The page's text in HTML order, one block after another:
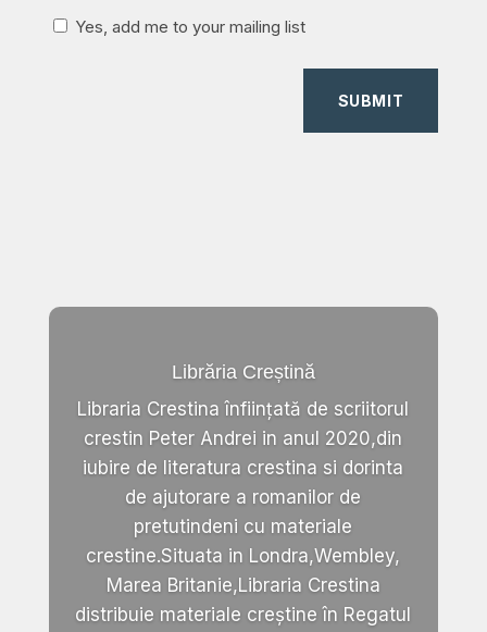
Yes, add me to your mailing list
SUBMIT
Librăria Creștină
Libraria Crestina înființată de scriitorul
crestin Peter Andrei in anul 2020,din
iubire de literatura crestina si dorinta
de ajutorare a romanilor de
pretutindeni cu materiale
crestine.Situata in Londra,Wembley,
Marea Britanie,Libraria Crestina
distribuie materiale creștine în Regatul